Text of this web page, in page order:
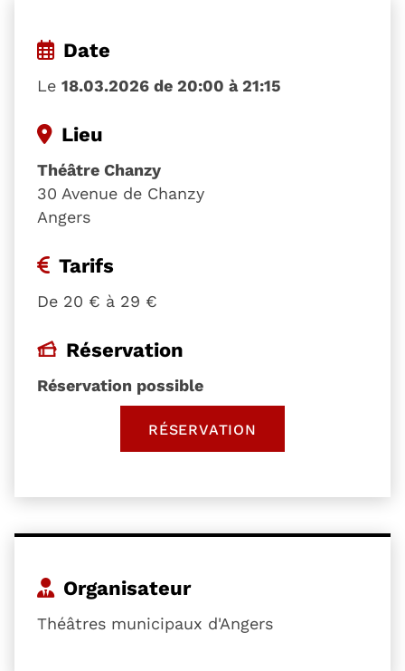
Date
Le 18.03.2026 de 20:00 à 21:15
Lieu
Théâtre Chanzy
30 Avenue de Chanzy
Angers
Tarifs
De 20 € à 29 €
Réservation
Réservation possible
RÉSERVATION, OUVRE UNE NOUVELLE
Organisateur
Théâtres municipaux d'Angers